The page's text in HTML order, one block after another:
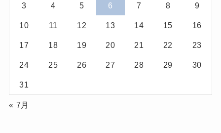
3 4 5 6 7 8 9
10 11 12 13 14 15 16
17 18 19 20 21 22 23
24 25 26 27 28 29 30
31
« 7月